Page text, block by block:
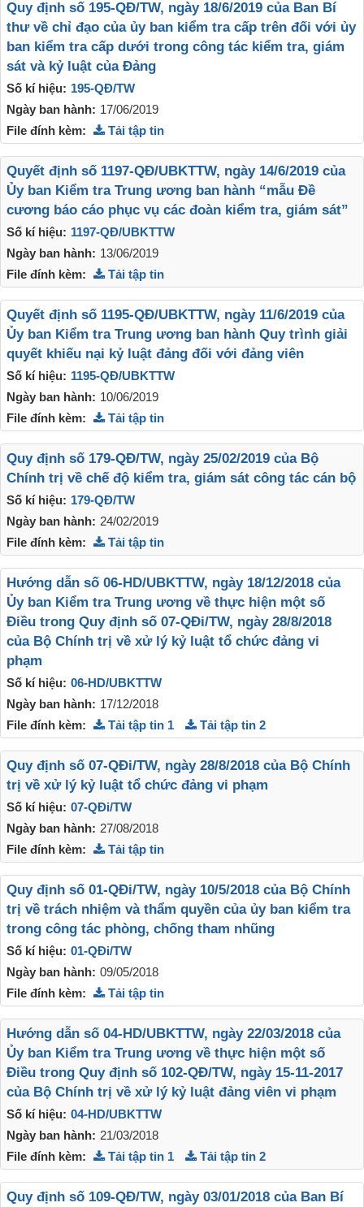
Số kí hiệu: 195-QĐ/TW
Ngày ban hành: 17/06/2019
Quy định số 195-QĐ/TW, ngày 18/6/2019 của Ban Bí
thư về chỉ đạo của ủy ban kiểm tra cấp trên đối với ủy
ban kiểm tra cấp dưới trong công tác kiểm tra, giám
sát và kỷ luật của Đảng
File đính kèm: Tải tập tin
Số kí hiệu: 1197-QĐ/UBKTTW
Ngày ban hành: 13/06/2019
Quyết định số 1197-QĐ/UBKTTW, ngày 14/6/2019 của
Ủy ban Kiểm tra Trung ương ban hành “mẫu Đề
cương báo cáo phục vụ các đoàn kiểm tra, giám sát”
File đính kèm: Tải tập tin
Số kí hiệu: 1195-QĐ/UBKTTW
Ngày ban hành: 10/06/2019
Quyết định số 1195-QĐ/UBKTTW, ngày 11/6/2019 của
Ủy ban Kiểm tra Trung ương ban hành Quy trình giải
quyết khiếu nại kỷ luật đảng đối với đảng viên
File đính kèm: Tải tập tin
Số kí hiệu: 179-QĐ/TW
Ngày ban hành: 24/02/2019
Quy định số 179-QĐ/TW, ngày 25/02/2019 của Bộ
Chính trị về chế độ kiểm tra, giám sát công tác cán bộ
File đính kèm: Tải tập tin
Số kí hiệu: 06-HD/UBKTTW
Ngày ban hành: 17/12/2018
Hướng dẫn số 06-HD/UBKTTW, ngày 18/12/2018 của
Ủy ban Kiểm tra Trung ương về thực hiện một số
Điều trong Quy định số 07-QĐi/TW, ngày 28/8/2018
của Bộ Chính trị về xử lý kỷ luật tổ chức đảng vi
phạm
File đính kèm: Tải tập tin 1 Tải tập tin 2
Số kí hiệu: 07-QĐi/TW
Ngày ban hành: 27/08/2018
Quy định số 07-QĐi/TW, ngày 28/8/2018 của Bộ Chính
trị về xử lý kỷ luật tổ chức đảng vi phạm
File đính kèm: Tải tập tin
Số kí hiệu: 01-QĐi/TW
Ngày ban hành: 09/05/2018
Quy định số 01-QĐi/TW, ngày 10/5/2018 của Bộ Chính
trị về trách nhiệm và thẩm quyền của ủy ban kiểm tra
trong công tác phòng, chống tham nhũng
File đính kèm: Tải tập tin
Số kí hiệu: 04-HD/UBKTTW
Ngày ban hành: 21/03/2018
Hướng dẫn số 04-HD/UBKTTW, ngày 22/03/2018 của
Ủy ban Kiểm tra Trung ương về thực hiện một số
Điều trong Quy định số 102-QĐ/TW, ngày 15-11-2017
của Bộ Chính trị về xử lý kỷ luật đảng viên vi phạm
File đính kèm: Tải tập tin 1 Tải tập tin 2
Quy định số 109-QĐ/TW, ngày 03/01/2018 của Ban Bí